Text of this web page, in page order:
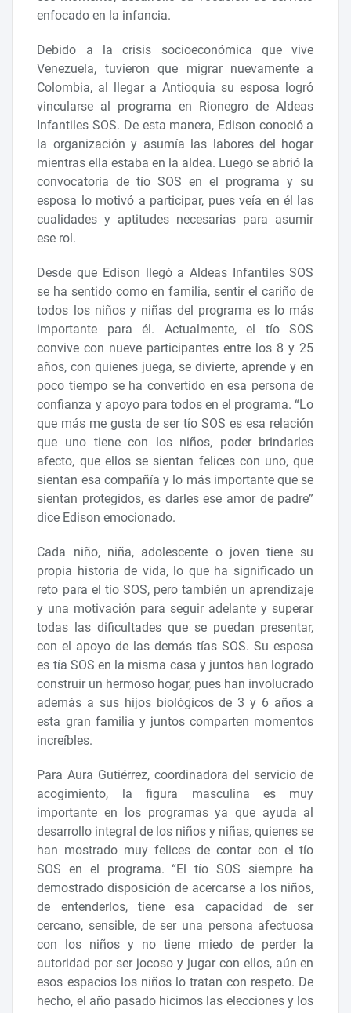
enfocado en la infancia.
Debido a la crisis socioeconómica que vive
Venezuela, tuvieron que migrar nuevamente a
Colombia, al llegar a Antioquia su esposa logró
vincularse al programa en Rionegro de Aldeas
Infantiles SOS. De esta manera, Edison conoció a
la organización y asumía las labores del hogar
mientras ella estaba en la aldea. Luego se abrió la
convocatoria de tío SOS en el programa y su
esposa lo motivó a participar, pues veía en él las
cualidades y aptitudes necesarias para asumir
ese rol.
Desde que Edison llegó a Aldeas Infantiles SOS
se ha sentido como en familia, sentir el cariño de
todos los niños y niñas del programa es lo más
importante para él. Actualmente, el tío SOS
convive con nueve participantes entre los 8 y 25
años, con quienes juega, se divierte, aprende y en
poco tiempo se ha convertido en esa persona de
confianza y apoyo para todos en el programa. “Lo
que más me gusta de ser tío SOS es esa relación
que uno tiene con los niños, poder brindarles
afecto, que ellos se sientan felices con uno, que
sientan esa compañía y lo más importante que se
sientan protegidos, es darles ese amor de padre”
dice Edison emocionado.
Cada niño, niña, adolescente o joven tiene su
propia historia de vida, lo que ha significado un
reto para el tío SOS, pero también un aprendizaje
y una motivación para seguir adelante y superar
todas las dificultades que se puedan presentar,
con el apoyo de las demás tías SOS. Su esposa
es tía SOS en la misma casa y juntos han logrado
construir un hermoso hogar, pues han involucrado
además a sus hijos biológicos de 3 y 6 años a
esta gran familia y juntos comparten momentos
increíbles.
Para Aura Gutiérrez, coordinadora del servicio de
acogimiento, la figura masculina es muy
importante en los programas ya que ayuda al
desarrollo integral de los niños y niñas, quienes se
han mostrado muy felices de contar con el tío
SOS en el programa. “El tío SOS siempre ha
demostrado disposición de acercarse a los niños,
de entenderlos, tiene esa capacidad de ser
cercano, sensible, de ser una persona afectuosa
con los niños y no tiene miedo de perder la
autoridad por ser jocoso y jugar con ellos, aún en
esos espacios los niños lo tratan con respeto. De
hecho, el año pasado hicimos las elecciones y los